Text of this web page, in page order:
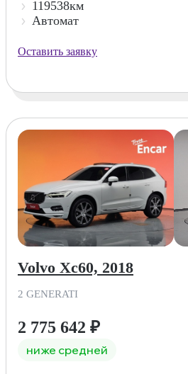
119538км
Автомат
Оставить заявку
Volvo Xc60, 2018
2 GENERATI
2 775 642 ₽
ниже средней